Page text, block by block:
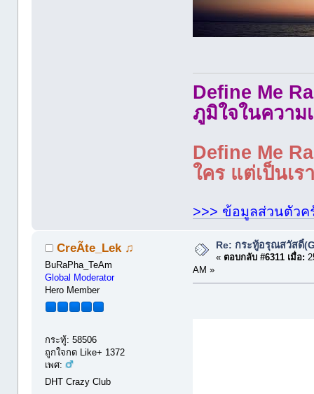
Define Me
ภูมิใจในความ
Define Me
ใคร แต่เป็นเ
>>> ข้อมูลส่วนตัวค
CreÃte_Lek ♫
BuRaPha_TeAm
Global Moderator
Hero Member
กระทู้: 58506
ถูกใจกด Like+ 1372
เพศ:
DHT Crazy Club
Re: กระทู้อรุณสวัสดิ์
« ตอบกลับ #6311 เมื่อ:
AM »